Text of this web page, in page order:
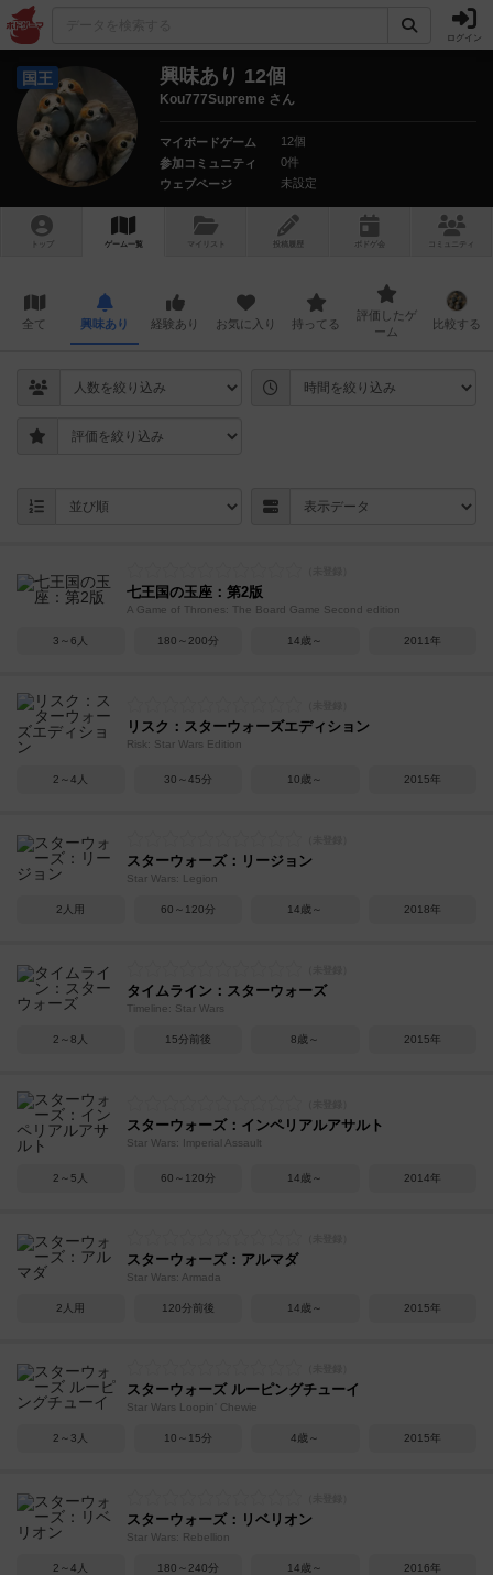
ログイン
国王 興味あり 12個
Kou777Supreme さん
マイボードゲーム
12個
参加コミュニティ
0件
ウェブページ
未設定
トップ ゲーム一覧 マイリスト 投稿履歴 ボ ドゲ コミュニティ
全て 興味あり 経験あり お気に入り 持ってる
評価したゲ
ーム
比較する
七王国の玉座：第2版
A Game of Thrones: The Board Game Second edition
3～6人 180～200分 14歳～ 2011年
リスク：スターウォーズエディション
Risk: Star Wars Edition
2～4人 30～45分 10歳～ 2015年
スターウォーズ：リージョン
Star Wars: Legion
2人用 60～120分 14歳～ 2018年
タイムライン：スターウォーズ
Timeline: Star Wars
2～8人 15分前後 8歳～ 2015年
スターウォーズ：インペリアルアサルト
Star Wars: Imperial Assault
2～5人 60～120分 14歳～ 2014年
スターウォーズ：アルマダ
Star Wars: Armada
2人用 120分前後 14歳～ 2015年
スターウォーズ ルーピングチューイ
Star Wars Loopin' Chewie
2～3人 10～15分 4歳～ 2015年
スターウォーズ：リベリオン
Star Wars: Rebellion
2～4人 180～240分 14歳～ 2016年